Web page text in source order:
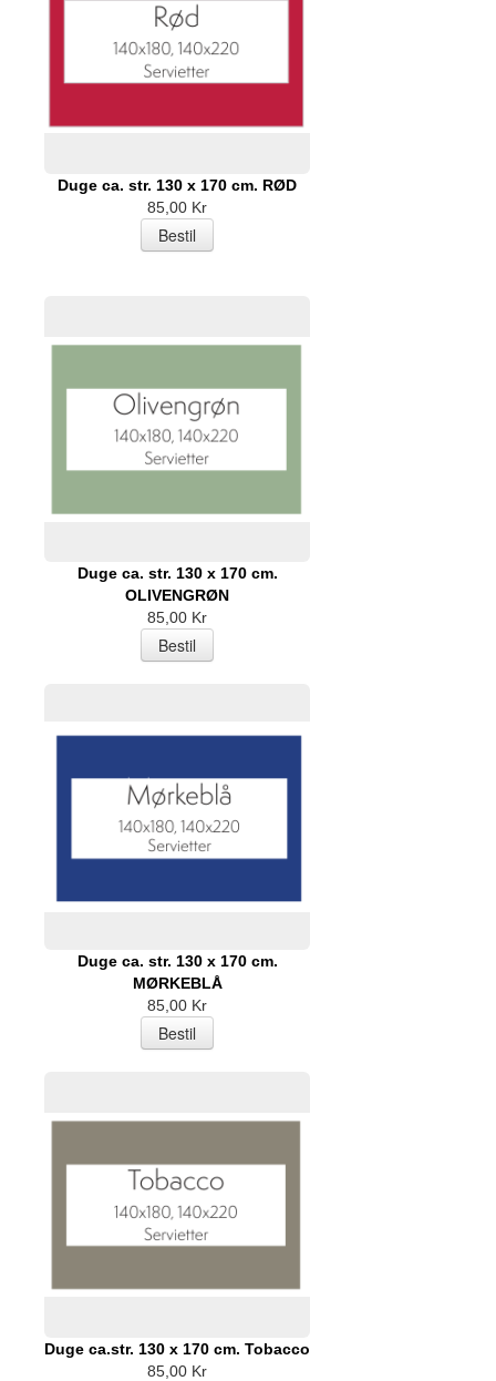
Duge ca. str. 130 x 170 cm. RØD
85,00 Kr
Duge ca. str. 130 x 170 cm.
OLIVENGRØN
85,00 Kr
Duge ca. str. 130 x 170 cm.
MØRKEBLÅ
85,00 Kr
Duge ca.str. 130 x 170 cm. Tobacco
85,00 Kr